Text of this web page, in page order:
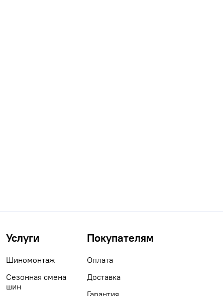
Услуги
Шиномонтаж
Сезонная смена
шин
Покупателям
Оплата
Доставка